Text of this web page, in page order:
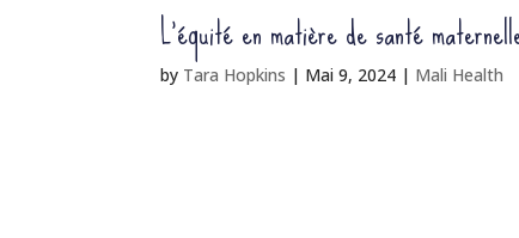
L’équité en matière de santé
by Tara Hopkins | Mai 9, 2024 | Mali Health